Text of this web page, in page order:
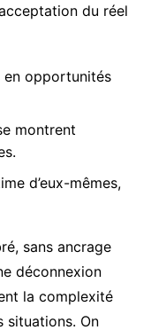
du réel
en opportunités
montrent
d’eux-mêmes,
sans ancrage
déconnexion
la complexité
situations. On